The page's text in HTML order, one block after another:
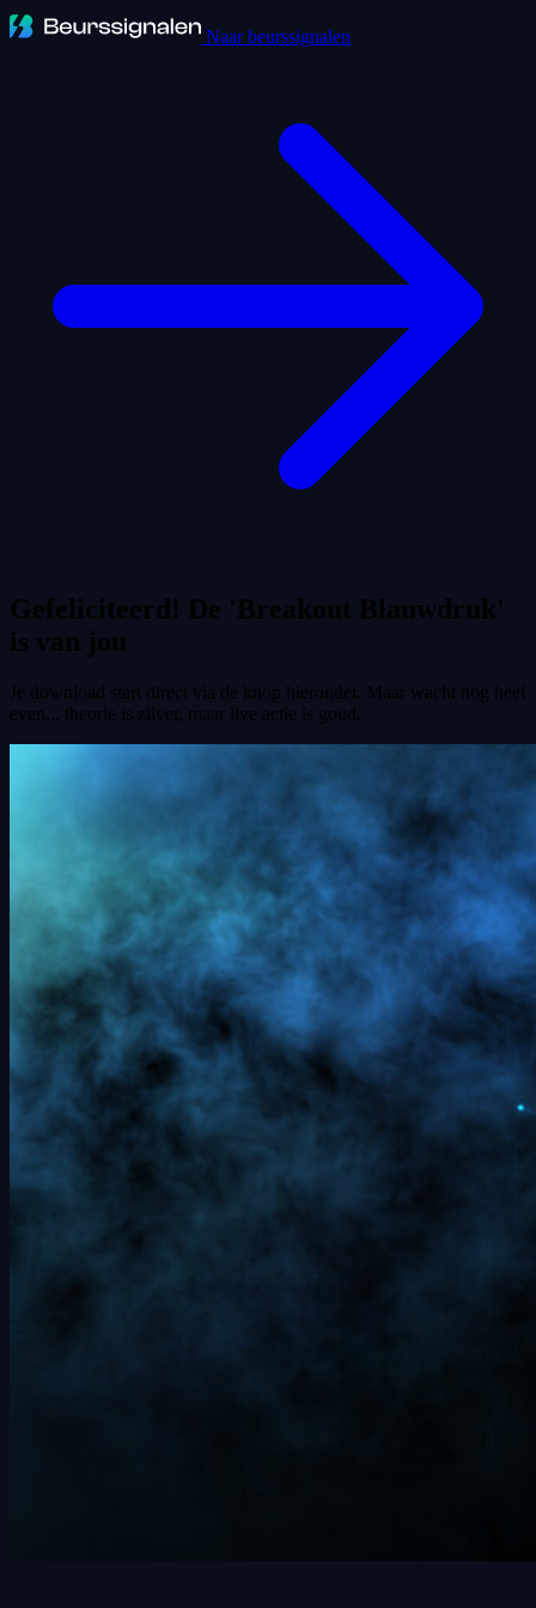
Naar beurssignalen
Gefeliciteerd! De 'Breakout Blauwdruk'
is van jou
Je download start direct via de knop hieronder. Maar wacht nog heel
even... theorie is zilver, maar live actie is goud.